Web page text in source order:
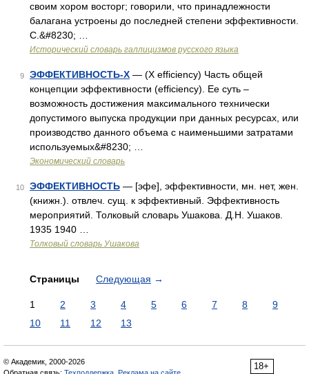
своим хором восторг; говорили, что принадлежности
балагана устроены до последней степени эффективности.
С.&#8230; …
Исторический словарь галлицизмов русского языка
9 ЭФФЕКТИВНОСТЬ-Х — (X efficiency) Часть общей
концепции эффективности (efficiency). Ее суть –
возможность достижения максимального технически
допустимого выпуска продукции при данных ресурсах, или
производство данного объема с наименьшими затратами
используемых&#8230; …
Экономический словарь
10 ЭФФЕКТИВНОСТЬ — [эфе], эффективности, мн. нет, жен.
(книжн.). отвлеч. сущ. к эффективный. Эффективность
мероприятий. Толковый словарь Ушакова. Д.Н. Ушаков.
1935 1940 …
Толковый словарь Ушакова
Страницы Следующая →
1 2 3 4 5 6 7 8
9
10
11 12 13
18+
© Академик, 2000-2026